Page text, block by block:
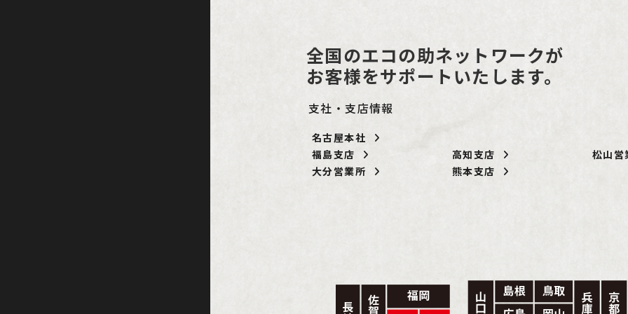
全国のエコの助ネットワークが
お客様をサポートいたします。
支社・支店情報
名古屋本社
福島支店
高知支店
松山
大分営業所
熊本支店